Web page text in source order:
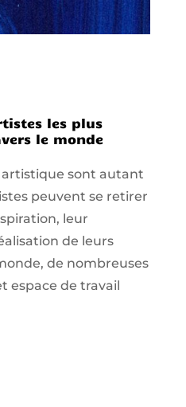
les plus
le monde
artistique sont autant
peuvent se retirer
leur
de leurs
de nombreuses
espace de travail